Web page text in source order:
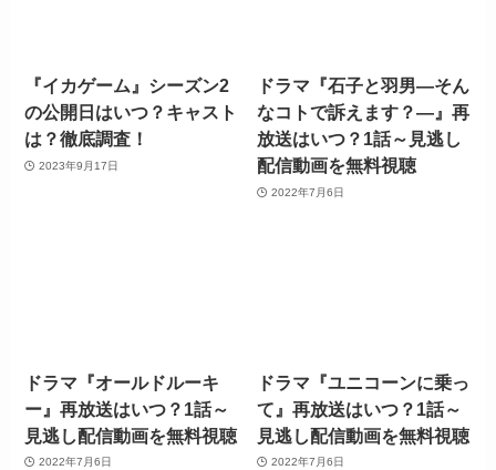
『イカゲーム』シーズン2
の公開日はいつ？キャスト
は？徹底調査！
2023年9月17日
ドラマ『石子と羽男―そん
なコトで訴えます？―』再
放送はいつ？1話～見逃し
配信動画を無料視聴
2022年7月6日
ドラマ『オールドルーキ
ー』再放送はいつ？1話～
見逃し配信動画を無料視聴
2022年7月6日
ドラマ『ユニコーンに乗っ
て』再放送はいつ？1話～
見逃し配信動画を無料視聴
2022年7月6日